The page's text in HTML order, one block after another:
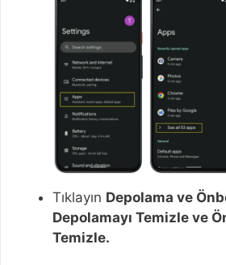
Tıklayın Depolama ve
Depolamayı Temizle ve
Temizle.